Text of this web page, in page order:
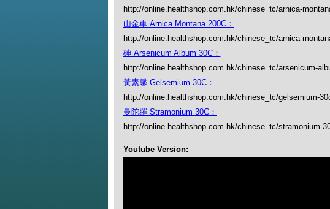
http://online.healthshop.com.hk/chinese_tc/arnica-
山金車 Arnica Montana 200C：
http://online.healthshop.com.hk/chinese_tc/arnica-
砷 Arsenicum Album 30C：
http://online.healthshop.com.hk/chinese_tc/arsenicum-
黃素馨 Gelsemium 30C：
http://online.healthshop.com.hk/chinese_tc/gelsemium-
曼陀羅 Stramonium 30C：
http://online.healthshop.com.hk/chinese_tc/stramonium-
Youtube Version: